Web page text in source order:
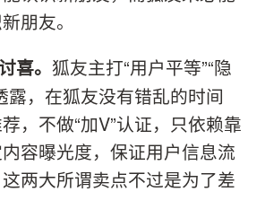
朋友。
喜。 狐友主打“用户平等”“隐
露，在狐友没有错乱的时间
，不做“加V”认证，只依赖靠
容曝光度，保证用户信息流
两大所谓卖点不过是为了差